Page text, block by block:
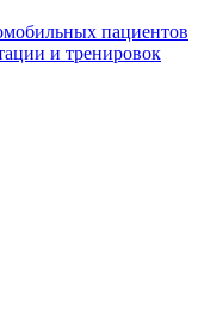
пациентов
и тренировок